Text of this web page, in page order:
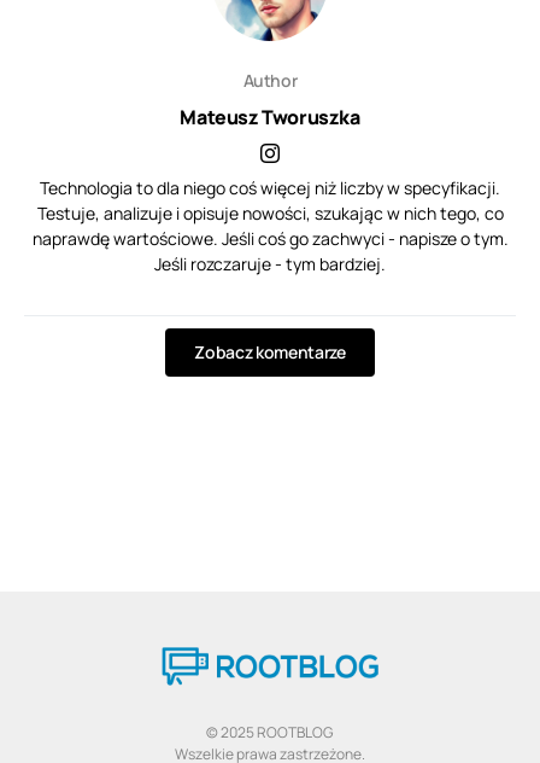
Author
Mateusz Tworuszka
Technologia to dla niego coś więcej niż liczby w specyfikacji.
Testuje, analizuje i opisuje nowości, szukając w nich tego, co
naprawdę wartościowe. Jeśli coś go zachwyci - napisze o tym.
Jeśli rozczaruje - tym bardziej.
Zobacz komentarze
© 2025 ROOTBLOG
Wszelkie prawa zastrzeżone.